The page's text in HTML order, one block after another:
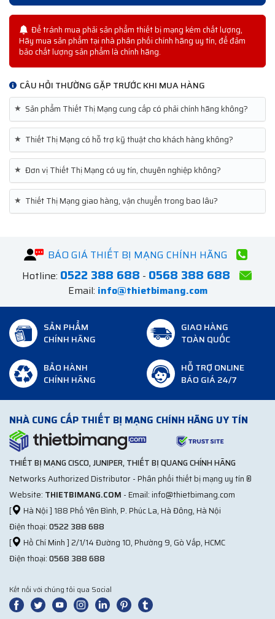
Để tránh mua phải sản phẩm thiết bị mạng kém chất lượng,
Hãy mua sản phẩm tại nhà phân phối chính hãng uy tín, để đảm
bảo chất lượng sản phẩm là chính hãng.
CÂU HỎI THƯỜNG GẶP TRƯỚC KHI MUA HÀNG
★ Sản phẩm Thiết Thị Mạng cung cấp có phải chính hãng không?
★ Thiết Thị Mạng có hỗ trợ kỹ thuật cho khách hàng không?
★ Đơn vị Thiết Thị Mạng có uy tín, chuyên nghiệp không?
★ Thiết Thị Mạng giao hàng, vận chuyển trong bao lâu?
BÁO GIÁ THIẾT BỊ MẠNG CHÍNH HÃNG
Hotline: 0522 388 688 - 0568 388 688
Email: info@thietbimang.com
SẢN PHẨM
CHÍNH HÃNG
GIAO HÀNG
TOÀN QUỐC
BẢO HÀNH
CHÍNH HÃNG
HỖ TRỢ ONLINE
BÁO GIÁ 24/7
NHÀ CUNG CẤP THIẾT BỊ MẠNG CHÍNH HÃNG UY TÍN
THIẾT BỊ MẠNG CISCO, JUNIPER, THIẾT BỊ QUANG CHÍNH HÃNG
Networks Authorized Distributor - Phân phối thiết bị mạng uy tín ®
Website: THIETBIMANG.COM - Email: info@thietbimang.com
[
Hà Nội ] 188 Phố Yên Bình, P. Phúc La, Hà Đông, Hà Nội
Điện thoại:0522 388 688
[
Hồ Chí Minh ] 2/1/14 Đường 10, Phường 9, Gò Vấp, HCMC
Điện thoại:0568 388 688
Kết nối với chúng tôi qua Social